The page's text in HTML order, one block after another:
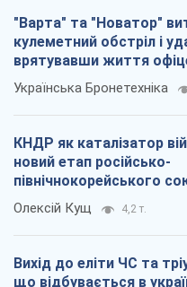
"Варта" та "Новатор"
кулеметний обстріл і
врятувавши життя
Українська Бронетехніка
КНДР як каталізатор
новий етап російсько-
північнокорейського
Олексій Кущ 4,2 т.
Вихід до еліти ЧС та
що відбувається в